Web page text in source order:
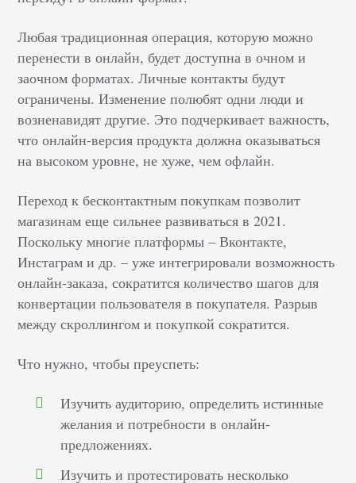
Любая традиционная операция, которую можно
перенести в онлайн, будет доступна в очном и
заочном форматах. Личные контакты будут
ограничены. Изменение полюбят одни люди и
возненавидят другие. Это подчеркивает важность,
что онлайн-версия продукта должна оказываться
на высоком уровне, не хуже, чем офлайн.
Переход к бесконтактным покупкам позволит
магазинам еще сильнее развиваться в 2021.
Поскольку многие платформы – Вконтакте,
Инстаграм и др. – уже интегрировали возможность
онлайн-заказа, сократится количество шагов для
конвертации пользователя в покупателя. Разрыв
между скроллингом и покупкой сократится.
Что нужно, чтобы преуспеть:
Изучить аудиторию, определить истинные
желания и потребности в онлайн-
предложениях.
Изучить и протестировать несколько